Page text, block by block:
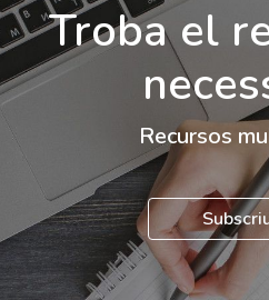
Troba el
Recursos